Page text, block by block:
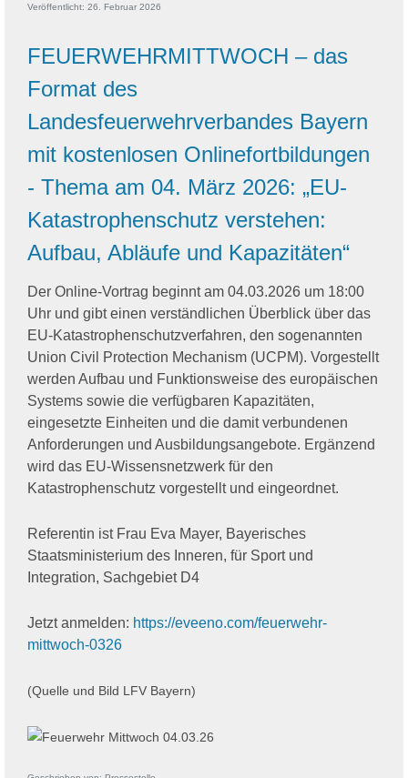
Veröffentlicht: 26. Februar 2026
FEUERWEHRMITTWOCH – das
Format des
Landesfeuerwehrverbandes Bayern
mit kostenlosen Onlinefortbildungen
- Thema am 04. März 2026: „EU-
Katastrophenschutz verstehen:
Aufbau, Abläufe und Kapazitäten“
Der Online-Vortrag beginntam 04.03.2026 um 18:00
Uhr und gibt einen verständlichen Überblick über das
EU-Katastrophenschutzverfahren, den sogenannten
Union Civil Protection Mechanism (UCPM). Vorgestellt
werden Aufbau und Funktionsweise des europäischen
Systems sowie die verfügbaren Kapazitäten,
eingesetzte Einheiten und die damit verbundenen
Anforderungen und Ausbildungsangebote. Ergänzend
wird das EU-Wissensnetzwerk für den
Katastrophenschutz vorgestellt und eingeordnet.
Referentin ist Frau Eva Mayer, Bayerisches
Staatsministerium des Inneren, für Sport und
Integration, Sachgebiet D4
Jetzt anmelden: https://eveeno.com/feuerwehr-
mittwoch-0326
(Quelle und Bild LFV Bayern)